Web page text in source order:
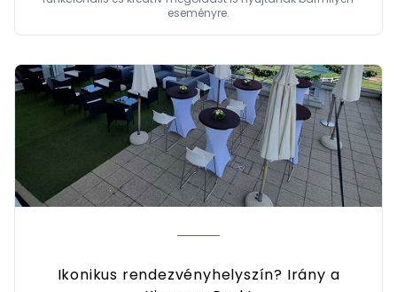
eseményre.
Ikonikus rendezvényhelyszín? Irány a